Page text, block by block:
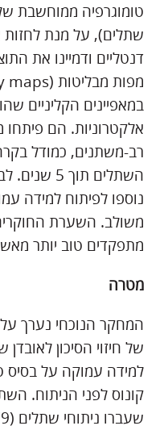
טומוגרפיה ממוחשבת
שתלים), על מנת לחזות
דנטליים ודמיינו את
במאפיינים הקליניים
אלקטרוניות. הם פיתחו
רב-משתנים, כמודל בקרה
השתלים
נוספו לפיתוח למידה
משולב. השערת
מתפקדים טוב יותר
מטרה
המחקר הנוכחי נערך
של חיזוי הסיכון
למידה עמוקה על בסיס